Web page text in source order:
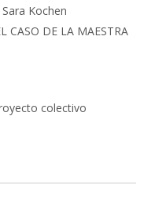
Kochen
CASO DE LA MAESTRA
colectivo